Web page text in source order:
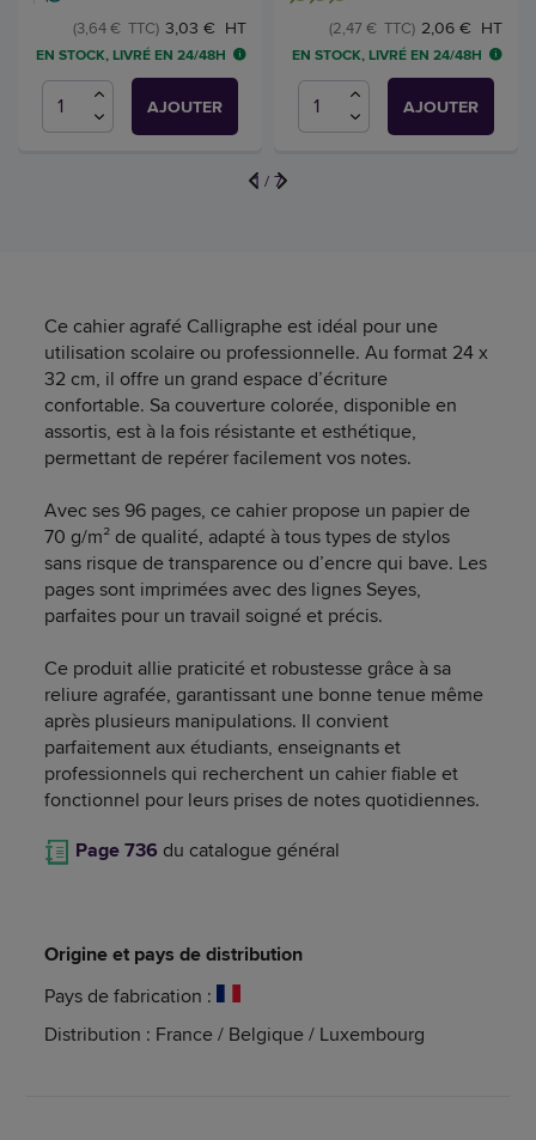
3,03 € HT
(3,64 € TTC)
EN STOCK, LIVRÉ EN 24/48H
AJOUTER
2,06 € HT
(2,47 € TTC)
EN STOCK, LIVRÉ EN 24/48H
AJOUTER
1 / 7
Ce cahier agrafé Calligraphe est idéal pour une
utilisation scolaire ou professionnelle. Au format 24 x
32 cm, il offre un grand espace d’écriture
confortable. Sa couverture colorée, disponible en
assortis, est à la fois résistante et esthétique,
permettant de repérer facilement vos notes.
Avec ses 96 pages, ce cahier propose un papier de
70 g/m² de qualité, adapté à tous types de stylos
sans risque de transparence ou d’encre qui bave. Les
pages sont imprimées avec des lignes Seyes,
parfaites pour un travail soigné et précis.
Ce produit allie praticité et robustesse grâce à sa
reliure agrafée, garantissant une bonne tenue même
après plusieurs manipulations. Il convient
parfaitement aux étudiants, enseignants et
professionnels qui recherchent un cahier fiable et
fonctionnel pour leurs prises de notes quotidiennes.
Page 736 du catalogue général
Origine et pays de distribution
Pays de fabrication :
Distribution : France / Belgique / Luxembourg